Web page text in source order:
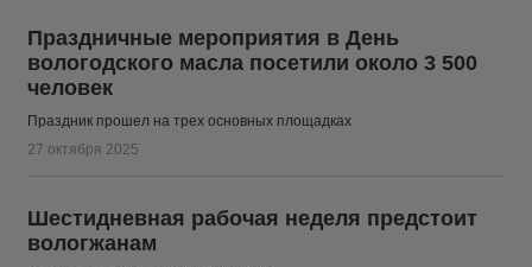
Праздничные мероприятия в День
вологодского масла посетили около 3 500
человек
Праздник прошел на трех основных площадках
27 октября 2025
Шестидневная рабочая неделя предстоит
вологжанам